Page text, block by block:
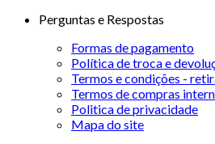
Perguntas e Respostas
Formas de pagamento
Política de troca e
Termos e condições -
Termos de compras
Politica de privacidade
Mapa do site